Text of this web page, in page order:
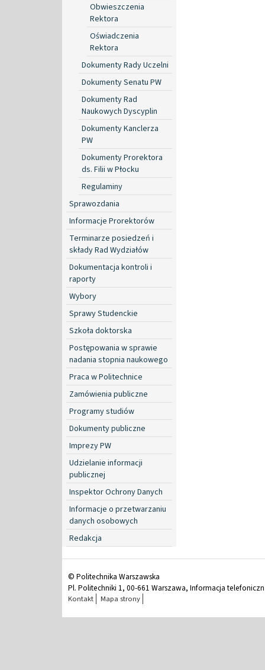
Obwieszczenia
Rektora
Oświadczenia
Rektora
Dokumenty Rady Uczelni
Dokumenty Senatu PW
Dokumenty Rad
Naukowych Dyscyplin
Dokumenty Kanclerza
PW
Dokumenty Prorektora
ds. Filii w Płocku
Regulaminy
Sprawozdania
Informacje Prorektorów
Terminarze posiedzeń i
składy Rad Wydziałów
Dokumentacja kontroli i
raporty
Wybory
Sprawy Studenckie
Szkoła doktorska
Postępowania w sprawie
nadania stopnia naukowego
Praca w Politechnice
Zamówienia publiczne
Programy studiów
Dokumenty publiczne
Imprezy PW
Udzielanie informacji
publicznej
Inspektor Ochrony Danych
Informacje o przetwarzaniu
danych osobowych
Redakcja
© Politechnika Warszawska
Pl. Politechniki 1, 00-661 Warszawa, Informacja
Kontakt Mapa strony